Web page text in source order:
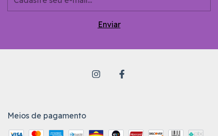
Meios de pagamento